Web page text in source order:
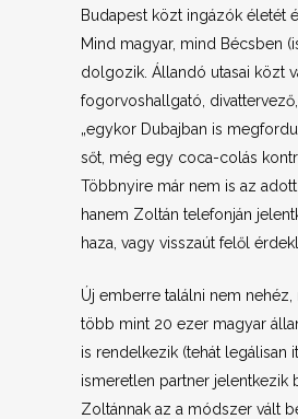
Budapest közt ingázók életét
Mind magyar, mind Bécsben
dolgozik. Állandó utasai közt
fogorvoshallgató, divattervező,
„egykor Dubajban is
sőt, még egy coca-colás
Többnyire már nem is az
hanem Zoltán telefonján
haza, vagy visszaút felől
Új emberre találni nem
több mint 20 ezer magyar
is rendelkezik (tehát legálisan
ismeretlen partner jelentkezik
Zoltánnak az a módszer vált